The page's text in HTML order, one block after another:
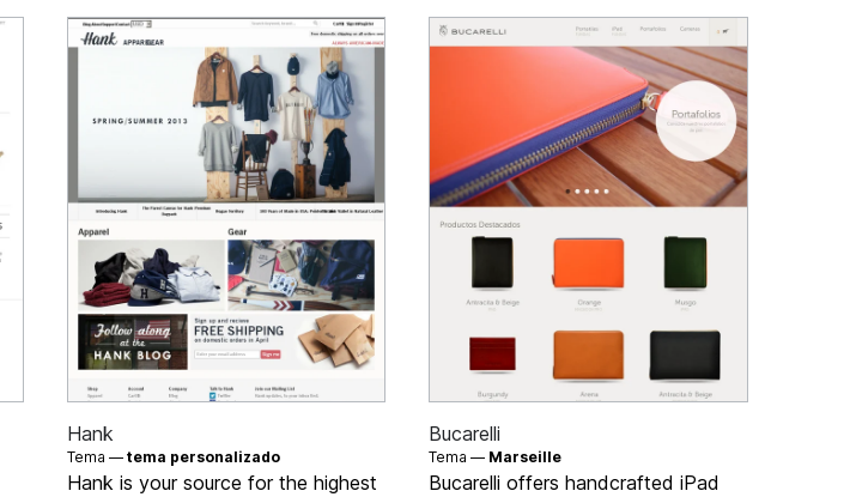
Hank
Tema — tema personalizado
Hank is your source for the highest
Bucarelli
Tema — Marseille
Bucarelli offers handcrafted iPad